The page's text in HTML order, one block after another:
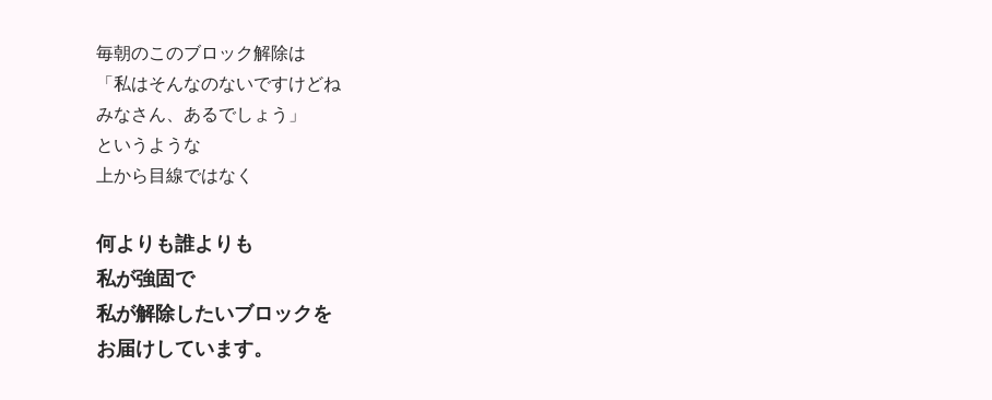
毎朝のこのブロック解除は
「私はそんなのないですけどね
みなさん、あるでしょう」
というような
上から目線ではなく
何よりも誰よりも
私が強固で
私が解除したいブロックを
お届けしています。